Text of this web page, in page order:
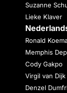
Suzanne
Lieke Klaver
Ronald
Memphis
Cody Gakpo
Virgil van Dijk
Denzel